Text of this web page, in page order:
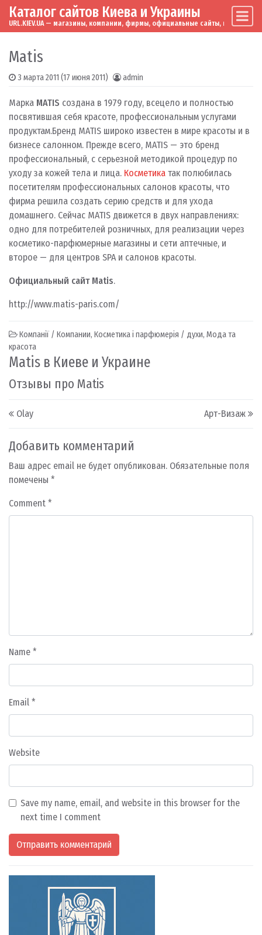
Skip to content
Main Navigation
Каталог сайтов Киева и Украины
URL.KIEV.UA — магазины, компании, фирмы, официальные сайты, мировые
Matis
3 марта 2011 (17 июня 2011) admin
Марка MATIS создана в 1979 году, всецело и полностью
посвятившая себя красоте, профессиональным услугами
продуктам.Бренд MATIS широко известен в мире красоты и в
бизнесе салонном. Прежде всего, MATIS — это бренд
профессиональный, с серьезной методикой процедур по
уходу за кожей тела и лица. Косметика так полюбилась
посетителям профессиональных салонов красоты, что
фирма решила создать серию средств и для ухода
домашнего. Сейчас MATIS движется в двух направлениях:
одно для потребителей розничных, для реализации через
косметико-парфюмерные магазины и сети аптечные, и
второе — для центров SPA и салонов красоты.
Официальный сайт Matis.
http://www.matis-paris.com/
Компанії / Компании, Косметика і парфюмерія / духи, Мода та
красота
Matis в Киеве и Украине
Отзывы про Matis
Post navigation
Olay Арт-Визаж
Добавить комментарий
Ваш адрес email не будет опубликован. Обязательные поля
помечены *
Comment *
Name *
Email *
Website
Save my name, email, and website in this browser for the
next time I comment